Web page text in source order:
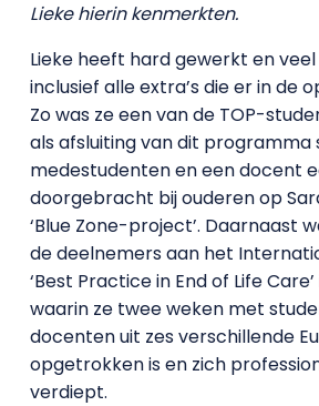
Lieke hierin kenmerkten.
Lieke heeft hard gewerkt en
inclusief alle extra’s die er in de
Zo was ze een van de TOP-
als afsluiting van dit
medestudenten en een docent
doorgebracht bij ouderen op
‘Blue Zone-project’. Daarnaast
de deelnemers aan het
‘Best Practice in End of Life
waarin ze twee weken met
docenten uit zes verschillende
opgetrokken is en zich
verdiept.